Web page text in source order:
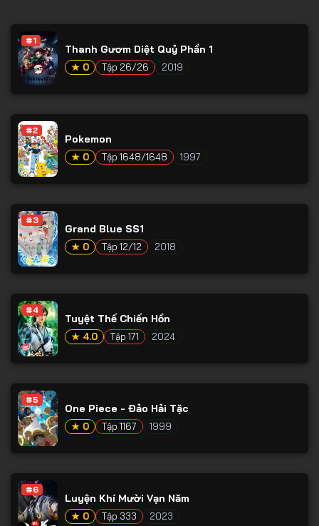
#1
Thanh Gươm Diệt Quỷ Phần 1
★ 0 Tập 26/26 2019
#2
Pokemon
★ 0 Tập 1648/1648 1997
#3
Grand Blue SS1
★ 0 Tập 12/12 2018
#4
Tuyệt Thế Chiến Hồn
★ 4.0 Tập 171 2024
#5
One Piece - Đảo Hải Tặc
★ 0 Tập 1167 1999
#6
Luyện Khí Mười Vạn Năm
★ 0 Tập 333 2023